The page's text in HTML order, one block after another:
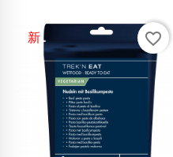
新 favorite_border